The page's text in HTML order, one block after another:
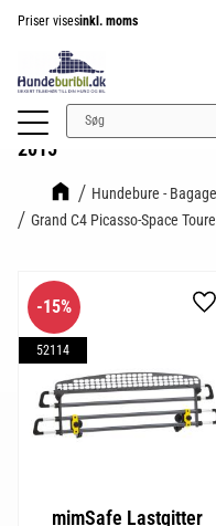
Priser visesinkl. moms
2015
Hundebure -
Grand C4 Picasso-Space
mimSafe Lastgitter
15%
52114